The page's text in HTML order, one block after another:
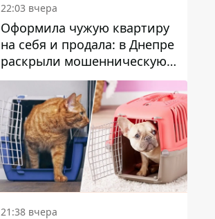
22:03 вчера
Оформила чужую квартиру
на себя и продала: в Днепре
раскрыли мошенническую
схему с недвижимостью
21:38 вчера